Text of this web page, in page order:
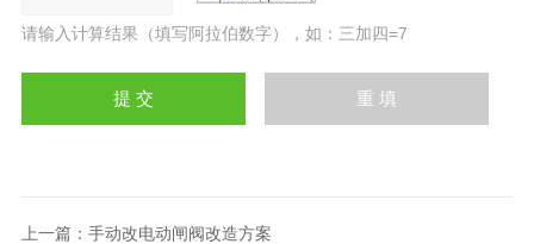
请输入计算结果（填写阿拉伯数字），如：三加四=7
上一篇： 手动改电动闸阀改造方案